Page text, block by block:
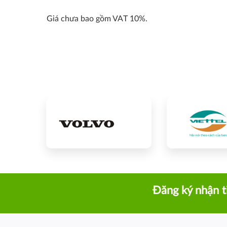
Giá chưa bao gồm VAT 10%.
Đăng ký nhận